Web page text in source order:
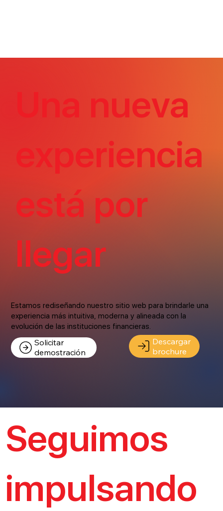
Una nueva
experiencia
está por
llegar
Estamos rediseñando nuestro sitio web para brindarle una
experiencia más intuitiva, moderna y alineada con la
evolución de las instituciones financieras.
Solicitar
demostración
Descargar
brochure
Seguimos
impulsando